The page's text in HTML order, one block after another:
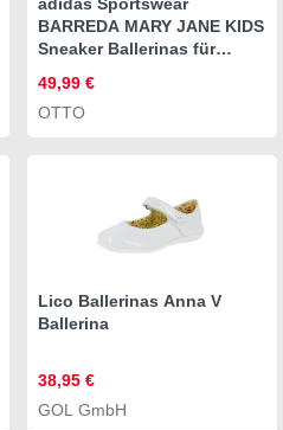
BARREDA MARY JANE KIDS
Sneaker Ballerinas für
49,99 €
OTTO
Lico Ballerinas Anna V
Ballerina
38,95 €
GOL GmbH